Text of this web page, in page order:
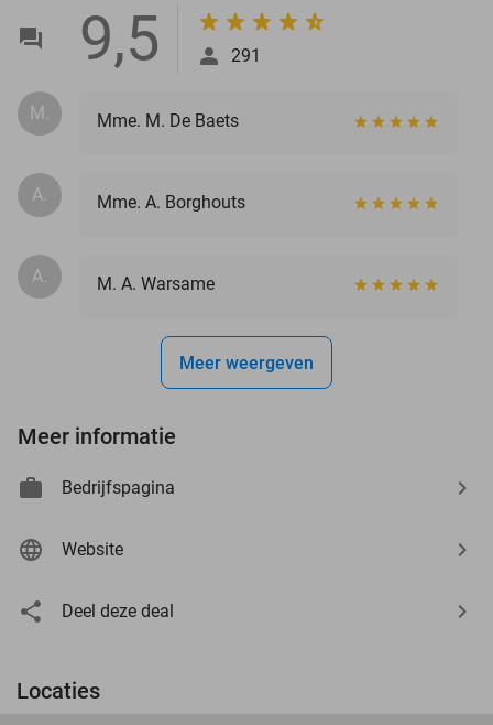
9,5 291
M. Mme. M. De Baets
A. Mme. A. Borghouts
A. M. A. Warsame
Meer weergeven
Meer informatie
Bedrijfspagina
Website
Deel deze deal
Locaties